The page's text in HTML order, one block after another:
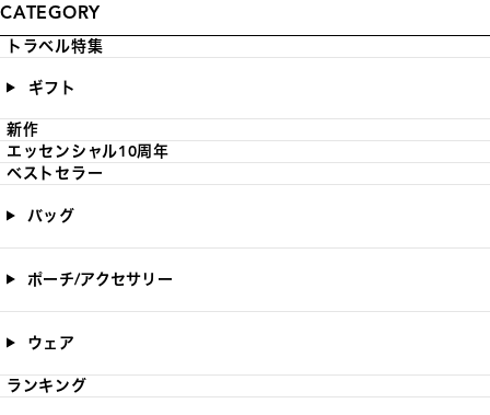
CATEGORY
トラベル特集
ギフト
新作
エッセンシャル10周年
ベストセラー
バッグ
ポーチ/アクセサリー
ウェア
ランキング